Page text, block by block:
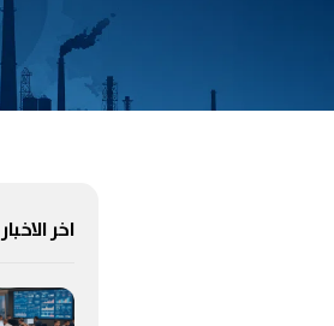
اخر الاخبار